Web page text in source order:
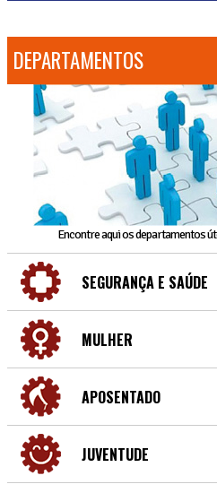
DEPARTAMENTOS
Encontre aqui os departamentos
SEGURANÇA E SAÚDE
MULHER
APOSENTADO
JUVENTUDE